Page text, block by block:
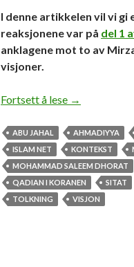
I denne artikkelen vil vi
reaksjonene var på del 1
anklagene mot to av
visjoner.
Fortsett å lese Drømmer og
→
ABU JAHAL AHMADIYYA
ISLAM NET
KONTEKST
MOHAMMAD SALEEM DHORAT
QADIAN I KORANEN
SITAT
TOLKNING
VISJON